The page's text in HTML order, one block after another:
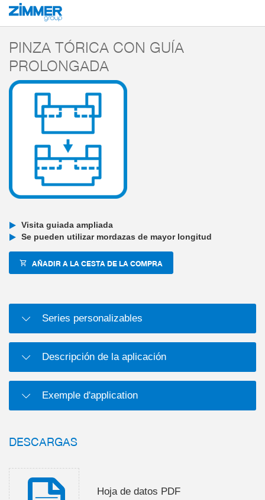
Inicio Productos
PINZA TÓRICA CON GUÍA
PROLONGADA
Visita guiada ampliada
Se pueden utilizar mordazas de mayor longitud
AÑADIR A LA CESTA DE LA COMPRA
Series personalizables
Descripción de la aplicación
Exemple d'application
DESCARGAS
Hoja de datos PDF